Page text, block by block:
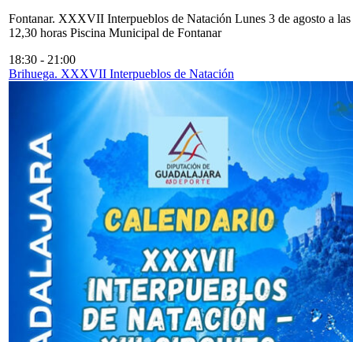
Fontanar. XXXVII Interpueblos de Natación Lunes 3 de agosto a las
12,30 horas Piscina Municipal de Fontanar
18:30 - 21:00
Brihuega. XXXVII Interpueblos de Natación